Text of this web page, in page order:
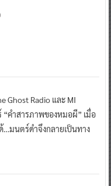
Ghost Radio และ MI
“คำสารภาพของหมอผี” เมื่อ
…มนตร์ดำจึงกลายเป็นทาง